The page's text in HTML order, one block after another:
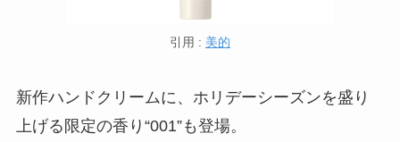
引用 : 美的
新作ハンドクリームに、ホリデーシーズンを盛り
上げる限定の香り“001”も登場。